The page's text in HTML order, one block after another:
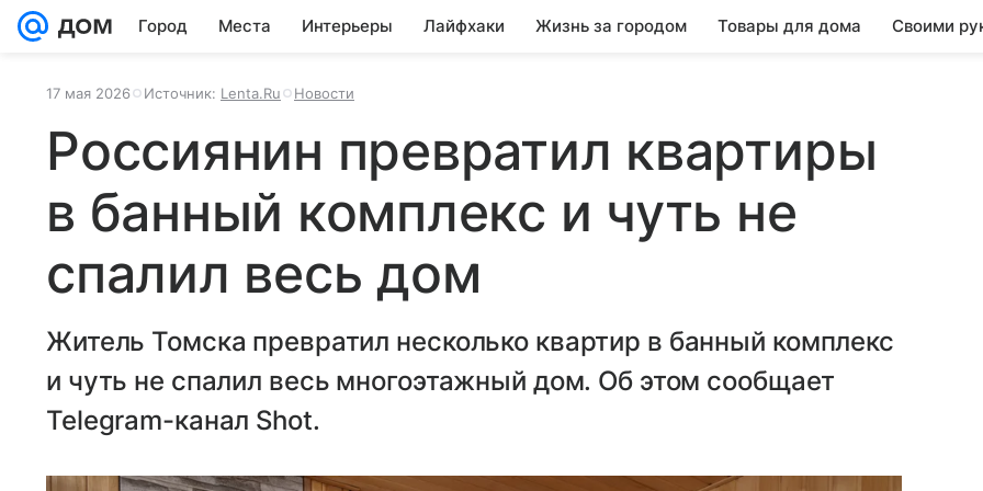
Город Места Интерьеры Лайфхаки Жизнь за городом Товары для дома Своими
17 мая 2026 Источник: Lenta.Ru Новости
Россиянин превратил квартиры
в банный комплекс и чуть не
спалил весь дом
Житель Томска превратил несколько квартир в банный комплекс
и чуть не спалил весь многоэтажный дом. Об этом сообщает
Telegram-канал Shot.